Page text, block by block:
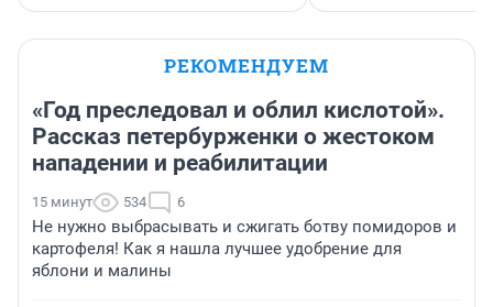
РЕКОМЕНДУЕМ
«Год преследовал и облил кислотой».
Рассказ петербурженки о жестоком
нападении и реабилитации
15 минут 534 6
Не нужно выбрасывать и сжигать ботву помидоров и
картофеля! Как я нашла лучшее удобрение для
яблони и малины